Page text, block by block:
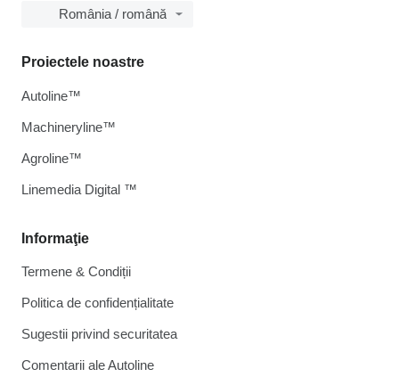
România / română
Informaţie
Termene & Condiții
Politica de confidențialitate
Sugestii privind securitatea
Comentarii ale Autoline
Proiectele noastre
Autoline™
Machineryline™
Agroline™
Linemedia Digital ™